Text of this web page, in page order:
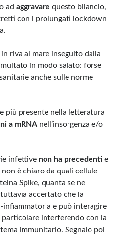
ad aggravare questo bilancio,
con i prolungati lockdown
riva al mare inseguito dalla
in modo salato: forse
anche sulle norme
più presente nella letteratura
a mRNA nell’insorgenza e/o
infettive non ha precedenti e
non è chiaro da quali cellule
Spike, quanta se ne
accertato che la
infiammatoria e può interagire
particolare interferendo con la
immunitario. Segnalo poi